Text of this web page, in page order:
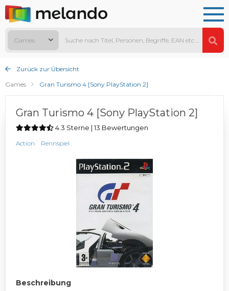
Games
Zurück zur Übersicht
Games
Gran Turismo 4 [Sony PlayStation 2]
Gran Turismo 4 [Sony PlayStation 2]
4.3 Sterne | 13 Bewertungen
Action Rennspiel
Beschreibung